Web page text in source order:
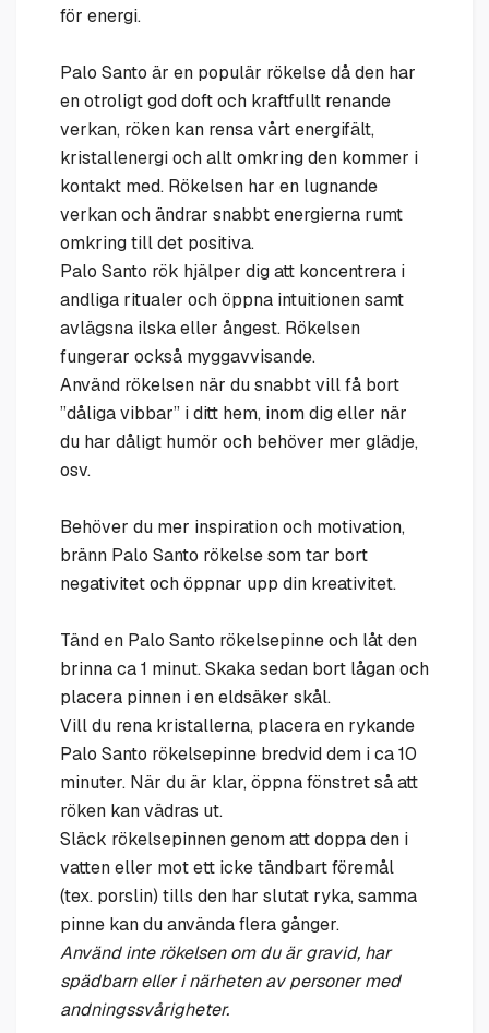
för energi.
Palo Santo är en populär rökelse då den har
en otroligt god doft och kraftfullt renande
verkan, röken kan rensa vårt energifält,
kristallenergi och allt omkring den kommer i
kontakt med. Rökelsen har en lugnande
verkan och ändrar snabbt energierna rumt
omkring till det positiva.
Palo Santo rök hjälper dig att koncentrera i
andliga ritualer och öppna intuitionen samt
avlägsna ilska eller ångest. Rökelsen
fungerar också myggavvisande.
Använd rökelsen när du snabbt vill få bort
”dåliga vibbar” i ditt hem, inom dig eller när
du har dåligt humör och behöver mer glädje,
osv.
Behöver du mer inspiration och motivation,
bränn Palo Santo rökelse som tar bort
negativitet och öppnar upp din kreativitet.
Tänd en Palo Santo rökelsepinne och låt den
brinna ca 1 minut. Skaka sedan bort lågan och
placera pinnen i en eldsäker skål.
Vill du rena kristallerna, placera en rykande
Palo Santo rökelsepinne bredvid dem i ca 10
minuter. När du är klar, öppna fönstret så att
röken kan vädras ut.
Släck rökelsepinnen genom att doppa den i
vatten eller mot ett icke tändbart föremål
(tex. porslin) tills den har slutat ryka, samma
pinne kan du använda flera gånger.
Använd inte rökelsen om du är gravid, har
spädbarn eller i närheten av personer med
andningssvårigheter.